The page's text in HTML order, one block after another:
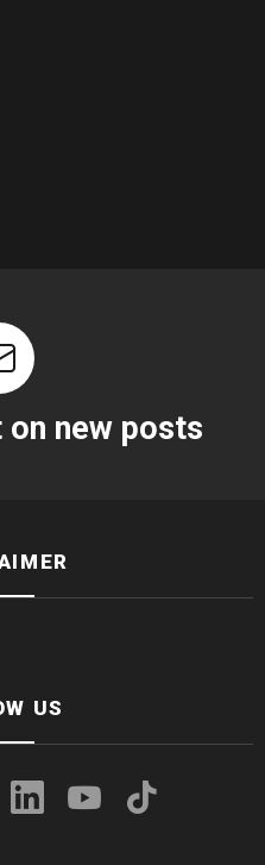
on new posts
US